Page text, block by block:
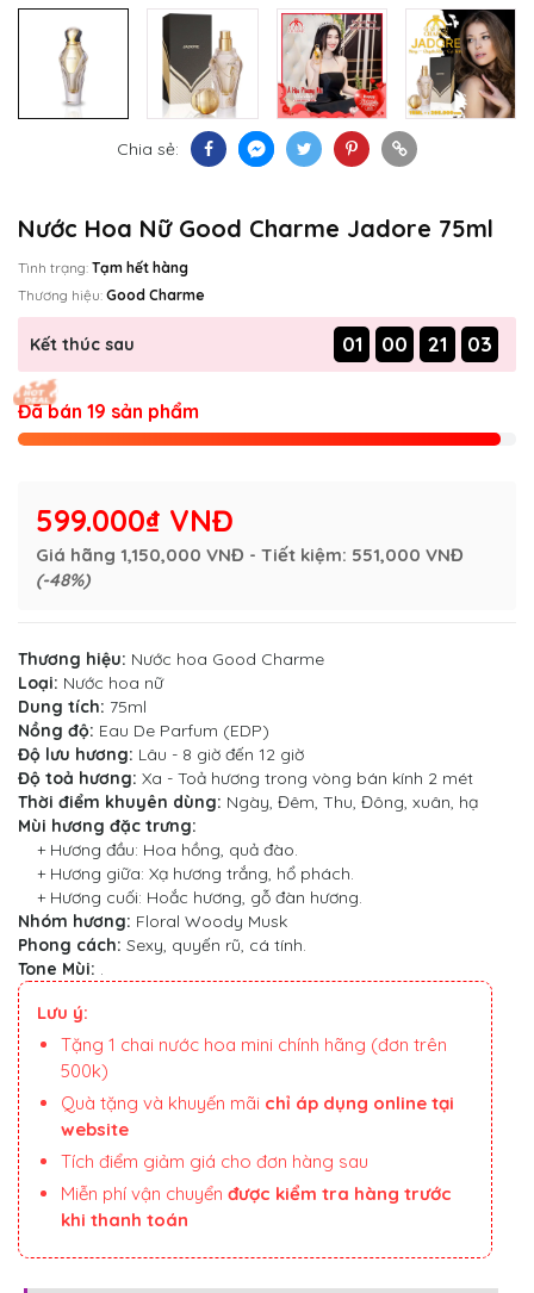
Chia sẻ:
Nước Hoa Nữ Good Charme Jadore 75ml
Tình trạng: Tạm hết hàng
Thương hiệu: Good Charme
Kết thúc sau 01 00 21 02
Đã bán 19 sản phẩm
599.000₫ VNĐ
Giá hãng 1,150,000 VNĐ - Tiết kiệm: 551,000 VNĐ
(-48%)
Thương hiệu: Nước hoa Good Charme
Loại: Nước hoa nữ
Dung tích: 75ml
Nồng độ: Eau De Parfum (EDP)
Độ lưu hương: Lâu - 8 giờ đến 12 giờ
Độ toả hương: Xa - Toả hương trong vòng bán kính 2 mét
Thời điểm khuyên dùng: Ngày, Đêm, Thu, Đông, xuân, hạ
Mùi hương đặc trưng:
+ Hương đầu: Hoa hồng, quả đào.
+ Hương giữa: Xạ hương trắng, hổ phách.
+ Hương cuối: Hoắc hương, gỗ đàn hương.
Nhóm hương: Floral Woody Musk
Phong cách: Sexy, quyến rũ, cá tính.
Tone Mùi: .
Lưu ý:
Tặng 1 chai nước hoa mini chính hãng (đơn trên
500k)
Quà tặng và khuyến mãi chỉ áp dụng online tại
website
Tích điểm giảm giá cho đơn hàng sau
Miễn phí vận chuyển được kiểm tra hàng trước
khi thanh toán